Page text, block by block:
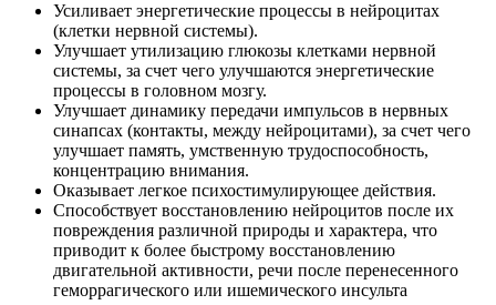
Усиливает энергетические процессы в нейроцитах
(клетки нервной системы).
Улучшает утилизацию глюкозы клетками нервной
системы, за счет чего улучшаются энергетические
процессы в головном мозгу.
Улучшает динамику передачи импульсов в нервных
синапсах (контакты, между нейроцитами), за счет чего
улучшает память, умственную трудоспособность,
концентрацию внимания.
Оказывает легкое психостимулирующее действия.
Способствует восстановлению нейроцитов после их
повреждения различной природы и характера, что
приводит к более быстрому восстановлению
двигательной активности, речи после перенесенного
геморрагического или ишемического инсульта